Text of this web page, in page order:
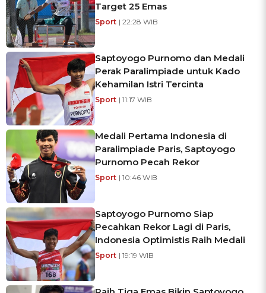
Target 25 Emas
Sport | 22:28 WIB
Saptoyogo Purnomo dan Medali
Perak Paralimpiade untuk Kado
Kehamilan Istri Tercinta
Sport | 11:17 WIB
Medali Pertama Indonesia di
Paralimpiade Paris, Saptoyogo
Purnomo Pecah Rekor
Sport | 10:46 WIB
Saptoyogo Purnomo Siap
Pecahkan Rekor Lagi di Paris,
Indonesia Optimistis Raih Medali
Sport | 19:19 WIB